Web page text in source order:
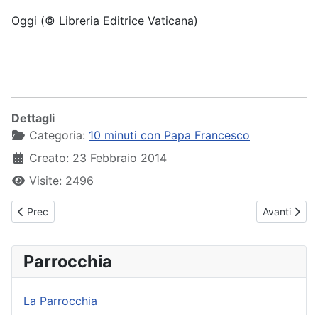
Oggi (© Libreria Editrice Vaticana)
Dettagli
Categoria: 10 minuti con Papa Francesco
Creato: 23 Febbraio 2014
Visite: 2496
Articolo precedente: Papa Francesco - Udienza Generale - 11-
Prec Articolo
Avanti
Parrocchia
La Parrocchia